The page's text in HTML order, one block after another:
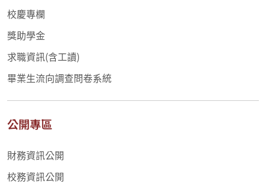
校慶專欄
獎助學金
求職資訊(含工讀)
畢業生流向調查問卷系統
公開專區
財務資訊公開
校務資訊公開